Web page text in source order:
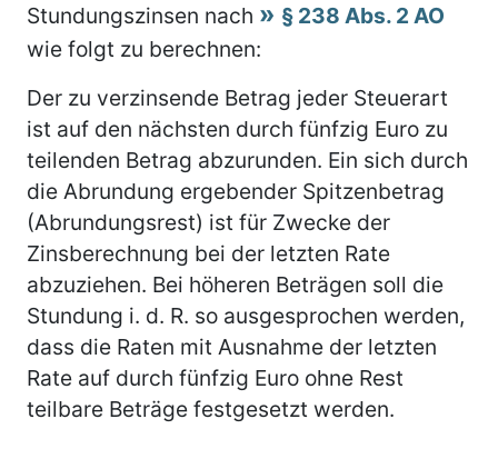
Stundungszinsen nach
§ 238 Abs. 2 AO
wie folgt zu berechnen:
Der zu verzinsende Betrag jeder Steuerart
ist auf den nächsten durch fünfzig Euro zu
teilenden Betrag abzurunden. Ein sich durch
die Abrundung ergebender Spitzenbetrag
(Abrundungsrest) ist für Zwecke der
Zinsberechnung bei der letzten Rate
abzuziehen. Bei höheren Beträgen soll die
Stundung i. d. R. so ausgesprochen werden,
dass die Raten mit Ausnahme der letzten
Rate auf durch fünfzig Euro ohne Rest
teilbare Beträge festgesetzt werden.